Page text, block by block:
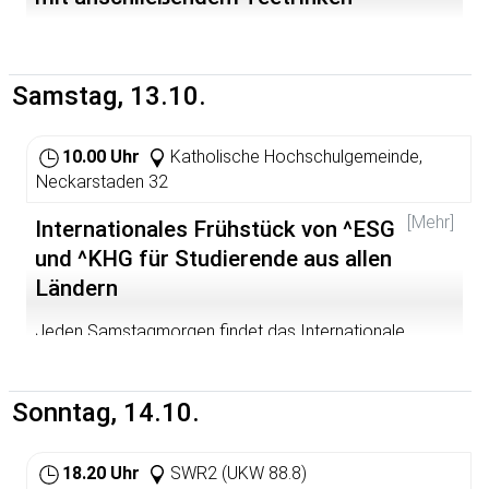
Samstag, 13.10.
10.00 Uhr
Katholische Hochschulgemeinde,
Neckarstaden 32
[Mehr]
Internationales Frühstück von ^ESG
und ^KHG für Studierende aus allen
Ländern
Jeden Samstagmorgen findet das Internationale
treffen sich Studierende aus allen Teilen der Welt und
genau das macht den Reiz der Treffen aus. Über die
hinweg kommt man schnell und unkompliziert
miteinander ins Gespräch. Studien- und
Sonntag, 14.10.
18.20 Uhr SWR2 (UKW 88.8)